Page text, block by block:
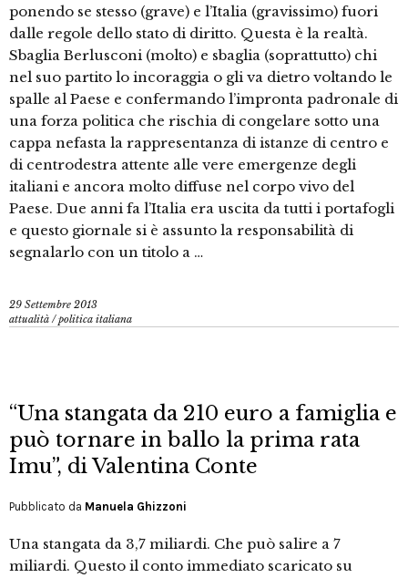
ponendo se stesso (grave) e l’Italia (gravissimo) fuori
dalle regole dello stato di diritto. Questa è la realtà.
Sbaglia Berlusconi (molto) e sbaglia (soprattutto) chi
nel suo partito lo incoraggia o gli va dietro voltando le
spalle al Paese e confermando l’impronta padronale di
una forza politica che rischia di congelare sotto una
cappa nefasta la rappresentanza di istanze di centro e
di centrodestra attente alle vere emergenze degli
italiani e ancora molto diffuse nel corpo vivo del
Paese. Due anni fa l’Italia era uscita da tutti i portafogli
e questo giornale si è assunto la responsabilità di
segnalarlo con un titolo a …
29 Settembre 2013
attualità /politica italiana
“Una stangata da 210 euro a famiglia e
può tornare in ballo la prima rata
Imu”, di Valentina Conte
Pubblicato da Manuela Ghizzoni
Una stangata da 3,7 miliardi. Che può salire a 7
miliardi. Questo il conto immediato scaricato su